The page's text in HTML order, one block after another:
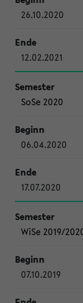
26.10.2020
12.02.2021
SoSe 2020
06.04.2020
17.07.2020
WiSe 2019/
07.10.2019